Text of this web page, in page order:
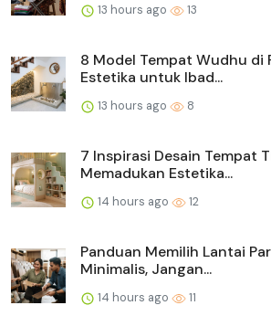
13 hours ago 13
8 Model Tempat Wudhu di
Estetika untuk Ibad...
13 hours ago 8
7 Inspirasi Desain Tempat
Memadukan Estetika...
14 hours ago 12
Panduan Memilih Lantai
Minimalis, Jangan...
14 hours ago 11